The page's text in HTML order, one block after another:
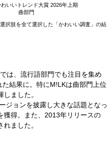
いいトレンド大賞 2026年上期
曲部門
択肢を全て選択した「かわいい調査」の結
は、流行語部門でも注目を集め
結果に。特にM!LKは曲部門上位
ました。
ジョンを披露し大きな話題となっ
獲得。また、2013年リリースの
ました。